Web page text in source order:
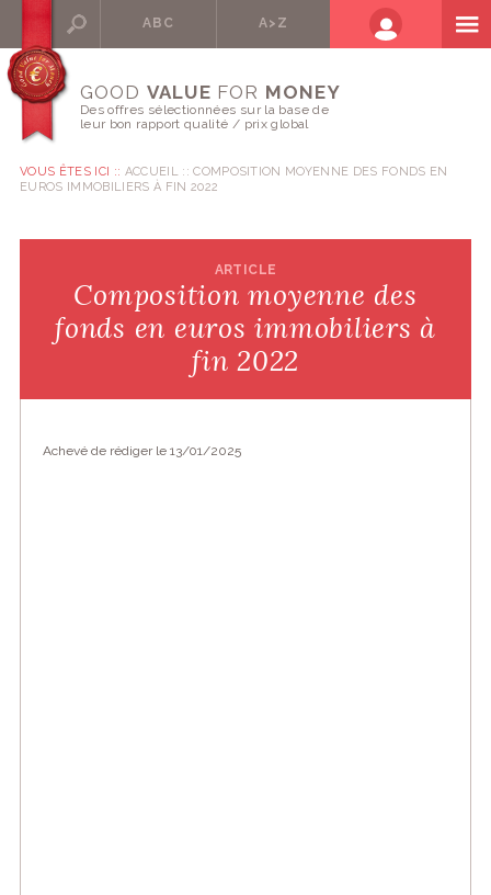
ABC A>Z
GOOD VALUE FOR MONEY
Des offres sélectionnées sur la base de
leur bon rapport qualité / prix global
VOUS ÊTES ICI :: ACCUEIL
COMPOSITION MOYENNE DES FONDS EN
EUROS IMMOBILIERS À FIN 2022
ARTICLE
Composition moyenne des
fonds en euros immobiliers à
fin 2022
Achevé de rédiger le 13/01/2025